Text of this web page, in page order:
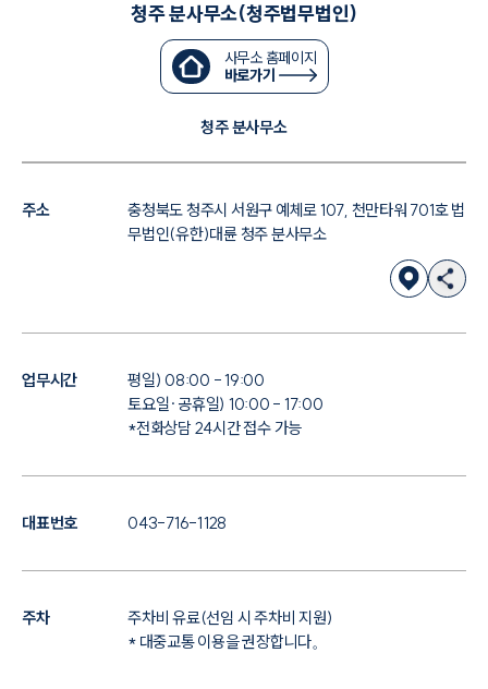
청주 분사무소(청주법무법인)
사무소 홈페이지
바로가기
청주 분사무소
주소
충청북도 청주시 서원구 예체로 107, 천만타워 701호 법
무법인(유한)대륜 청주 분사무소
업무시간
평일) 08:00 - 19:00
토요일·공휴일) 10:00 - 17:00
*전화상담 24시간 접수 가능
대표번호 043-716-1128
주차
주차비 유료(선임 시 주차비 지원)
* 대중교통 이용을 권장합니다。